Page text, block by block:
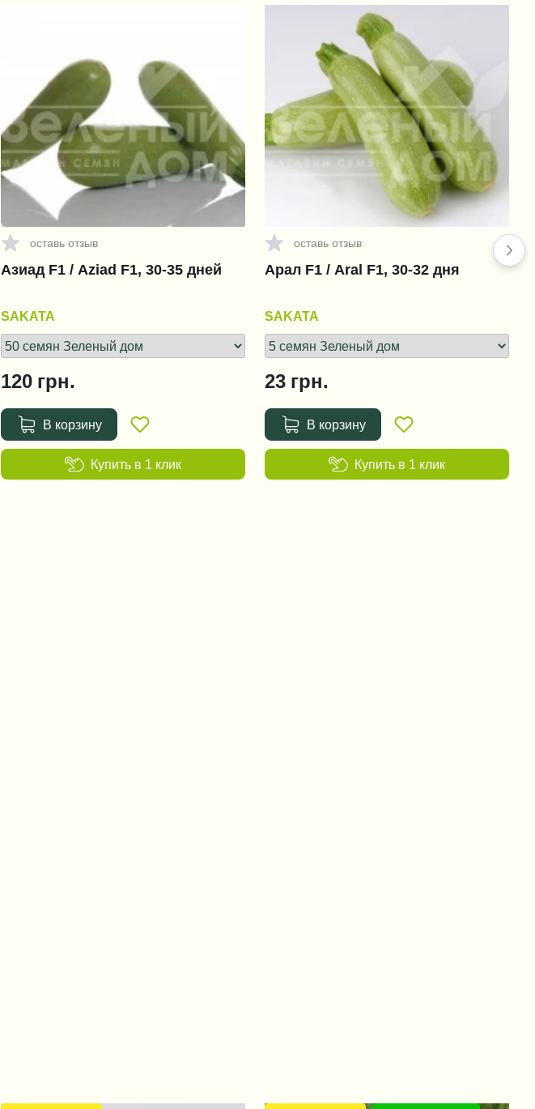
оставь отзыв
Азиад F1 / Aziad F1, 30-35 дней
SAKATA
120 грн.
В корзину
Купить в 1 клик
оставь отзыв
Арал F1 / Aral F1, 30-32 дня
SAKATA
23 грн.
В корзину
Купить в 1 клик